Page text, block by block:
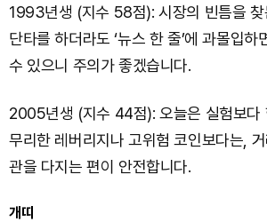
1993년생 (지수 58점): 시장의 빈틈을 찾
단타를 하더라도 ‘뉴스 한 줄’에 과몰입하
수 있으니 주의가 좋겠습니다.
2005년생 (지수 44점): 오늘은 실험보다
무리한 레버리지나 고위험 코인보다는,
관을 다지는 편이 안전합니다.
개띠